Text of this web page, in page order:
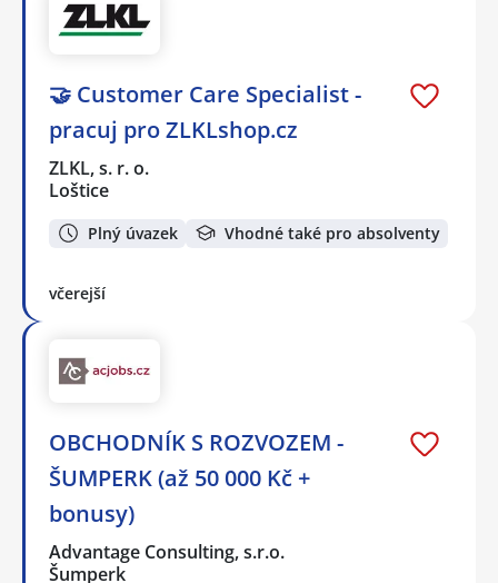
🤝 Customer Care Specialist -
pracuj pro ZLKLshop.cz
ZLKL, s. r. o.
Loštice
Plný úvazek Vhodné také pro absolventy
včerejší
OBCHODNÍK S ROZVOZEM -
ŠUMPERK (až 50 000 Kč +
bonusy)
Advantage Consulting, s.r.o.
Šumperk